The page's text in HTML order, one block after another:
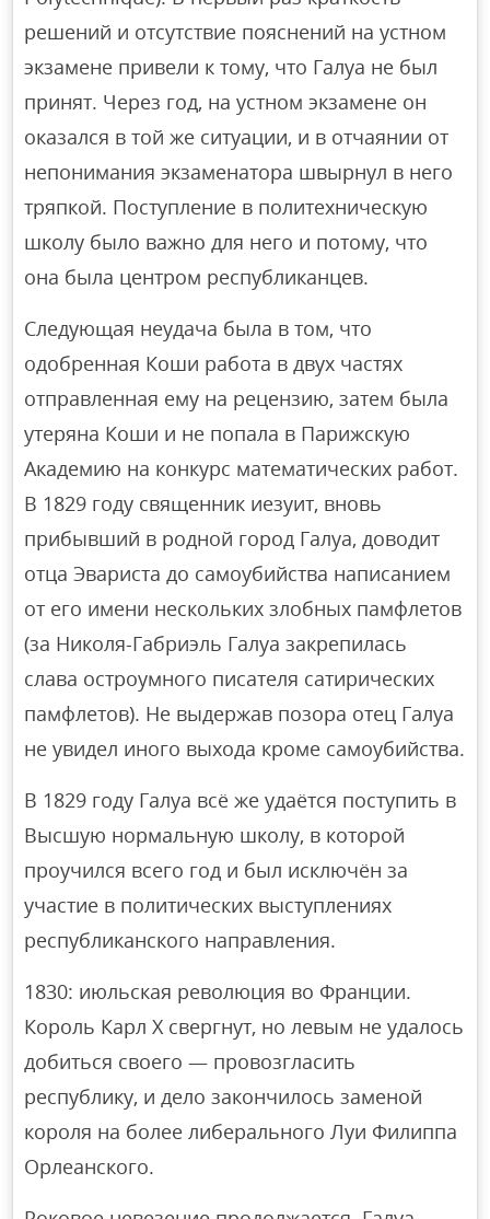
решений и отсутствие пояснений на устном
экзамене привели к тому, что Галуа не был
принят. Через год, на устном экзамене он
оказался в той же ситуации, и в отчаянии от
непонимания экзаменатора швырнул в него
тряпкой. Поступление в политехническую
школу было важно для него и потому, что
она была центром республиканцев.
Следующая неудача была в том, что
одобренная Коши работа в двух частях
отправленная ему на рецензию, затем была
утеряна Коши и не попала в Парижскую
Академию на конкурс математических работ.
В 1829 году священник иезуит, вновь
прибывший в родной город Галуа, доводит
отца Эвариста до самоубийства написанием
от его имени нескольких злобных памфлетов
(за Николя-Габриэль Галуа закрепилась
слава остроумного писателя сатирических
памфлетов). Не выдержав позора отец Галуа
не увидел иного выхода кроме самоубийства.
В 1829 году Галуа всё же удаётся поступить в
Высшую нормальную школу, в которой
проучился всего год и был исключён за
участие в политических выступлениях
республиканского направления.
1830: июльская революция во Франции.
Король Карл X свергнут, но левым не удалось
добиться своего — провозгласить
республику, и дело закончилось заменой
короля на более либерального Луи Филиппа
Орлеанского.